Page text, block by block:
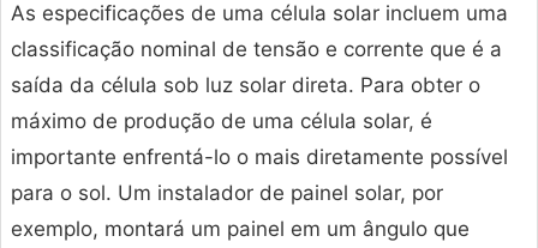
As especificações de uma célula solar incluem uma
classificação nominal de tensão e corrente que é a
saída da célula sob luz solar direta. Para obter o
máximo de produção de uma célula solar, é
importante enfrentá-lo o mais diretamente possível
para o sol. Um instalador de painel solar, por
exemplo, montará um painel em um ângulo que